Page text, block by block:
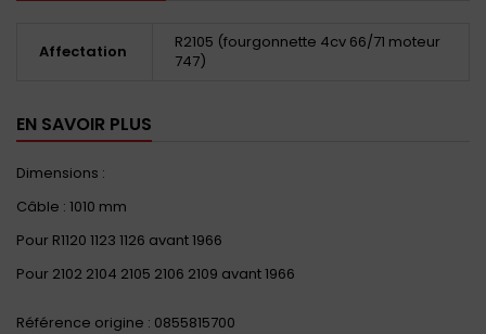
Affectation
R2105 (fourgonnette 4cv 66/71 moteur
747)
EN SAVOIR PLUS
Dimensions :
Câble : 1010 mm
Pour R1120 1123 1126 avant 1966
Pour 2102 2104 2105 2106 2109 avant 1966
Référence origine : 0855815700